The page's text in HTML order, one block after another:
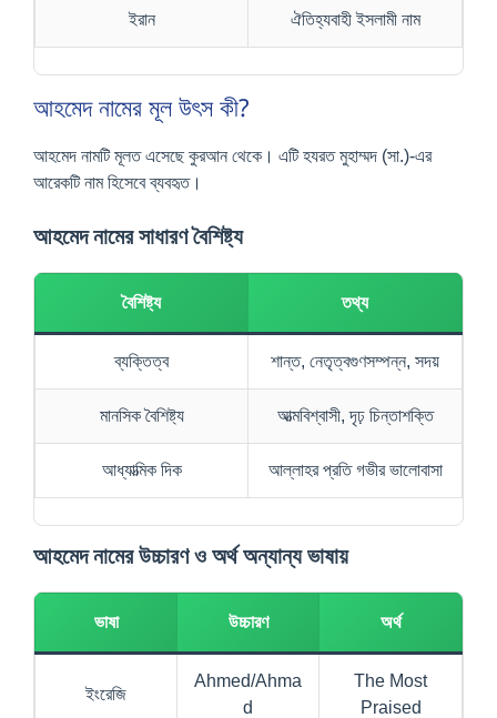
ইরান ঐতিহ্যবাহী ইসলামী নাম
আহমেদ নামের মূল উৎস কী?
আহমেদ নামটি মূলত এসেছে কুরআন থেকে। এটি হযরত মুহাম্মদ (সা.)-এর
আরেকটি নাম হিসেবে ব্যবহৃত।
আহমেদ নামের সাধারণ বৈশিষ্ট্য
বৈশিষ্ট্য তথ্য
ব্যক্তিত্ব শান্ত, নেতৃত্বগুণসম্পন্ন, সদয়
মানসিক বৈশিষ্ট্য আত্মবিশ্বাসী, দৃঢ় চিন্তাশক্তি
আধ্যাত্মিক দিক আল্লাহর প্রতি গভীর ভালোবাসা
আহমেদ নামের উচ্চারণ ও অর্থ অন্যান্য ভাষায়
ভাষা উচ্চারণ অর্থ
ইংরেজি
Ahmed/Ahma
d
The Most
Praised